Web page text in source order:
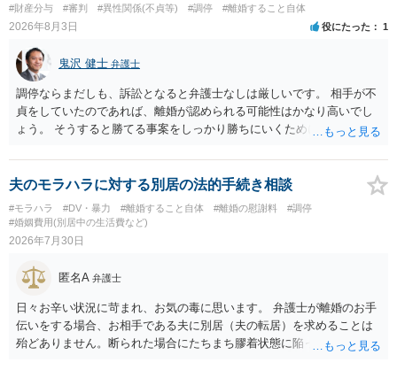
#財産分与 #審判 #異性関係(不貞等) #調停 #離婚すること自体
2026年8月3日 役にたった 1
鬼沢 健士 弁護士
調停ならまだしも、訴訟となると弁護士なしは厳しいです。 相手が不
貞をしていたのであれば、離婚が認められる可能性はかなり高いでし
ょう。 そうすると勝てる事案をしっかり勝ちにいくためにも弁護士委
夫のモラハラに対する別居の法的手続き相談
#モラハラ #DV・暴力 #離婚すること自体 #離婚の慰謝料
#調停
#婚姻費用(別居中の生活費など)
2026年7月30日
匿名A 弁護士
日々お辛い状況に苛まれ、お気の毒に思います。 弁護士が離婚のお手
伝いをする場合、お相手である夫に別居（夫の転居）を求めることは
殆どありません。断られた場合にたちまち膠着状態に陥ってしまうの